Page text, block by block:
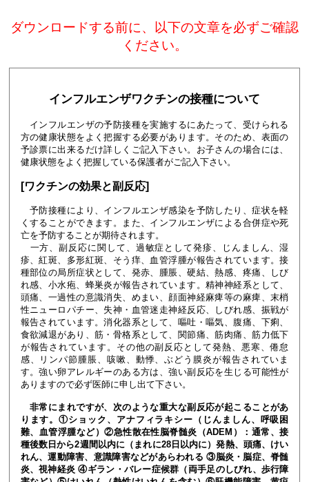
ダウンロードする前に、以下の文章を必ずご確認
ください。
インフルエンザワクチンの接種について
インフルエンザの予防接種を実施するにあたって、受けられる
方の健康状態をよく把握する必要があります。そのため、表面の
予診票に出来るだけ詳しくご記入下さい。お子さんの場合には、
健康状態をよく把握している保護者がご記入下さい。
[ワクチンの効果と副反応]
予防接種により、インフルエンザ感染を予防したり、症状を軽
くすることができます。また、インフルエンザによる合併症や死
亡を予防することが期待されます。
一方、副反応に関して、過敏症として発疹、じんましん、湿
疹、紅斑、多形紅斑、そう痒、血管浮腫が報告されています。接
種部位の局所症状として、発赤、腫脹、硬結、熱感、疼痛、しび
れ感、小水疱、蜂巣炎が報告されています。精神神経系として、
頭痛、一過性の意識消失、めまい、顔面神経麻痺等の麻痺、末梢
性ニューロパチー、失神・血管迷走神経反応、しびれ感、振戦が
報告されています。消化器系として、嘔吐・嘔気、腹痛、下痢、
食欲減退があり、筋・骨格系として、関節痛、筋肉痛、筋力低下
が報告されています。その他の副反応として発熱、悪寒、倦怠
感、リンパ節腫脹、咳嗽、動悸、ぶどう膜炎が報告されていま
す。強い卵アレルギーのある方は、強い副反応を生じる可能性が
ありますので必ず医師に申し出て下さい。
非常にまれですが、次のような重大な副反応が起こることがあ
ります。①ショック、アナフィラキシー（じんましん、呼吸困
難、血管浮腫など）②急性散在性脳脊髄炎（ADEM）：通常、接
種後数日から2週間以内に（まれに28日以内に）発熱、頭痛、けい
れん、運動障害、意識障害などがあらわれる ③脳炎・脳症、脊髄
炎、視神経炎 ④ギラン・バレー症候群（両手足のしびれ、歩行障